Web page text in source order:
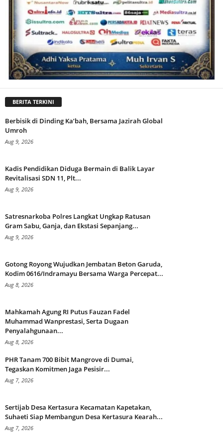
BERITA TERKINI
Berbisik di Dinding Ka’bah, Bersama Jazirah Global
Umroh
Aug 9, 2026
Kadis Pendidikan Diduga Bermain di Balik Layar
Revitalisasi SDN 11, Plt...
Aug 9, 2026
Satresnarkoba Polres Langkat Ungkap Ratusan
Gram Sabu, Ganja, dan Ekstasi Sepanjang...
Aug 9, 2026
Gotong Royong Wujudkan Jembatan Beton Garuda,
Kodim 0616/Indramayu Bersama Warga Percepat...
Aug 8, 2026
Mahkamah Agung RI Putus Fauzan Fadel
Muhammad Wanprestasi, Serta Dugaan
Penyalahgunaan...
Aug 8, 2026
PHR Tanam 700 Bibit Mangrove di Dumai,
Tegaskan Komitmen Jaga Pesisir...
Aug 7, 2026
Sertijab Desa Kertasura Kecamatan Kapetakan,
Suhaeti Siap Membangun Desa Kertasura Kearah...
Aug 7, 2026